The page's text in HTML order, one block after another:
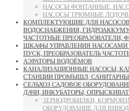
НАСОСЫ ФОНТАННЫЕ,
НАСОСЫ ТРЮМНЫЕ
КОМПЛЕКТУЮЩИЕ ДЛЯ
ВОДОСНАБЖЕНИЯ,
ЧАСТОТНЫЕ ПРЕОБРАЗОВАТЕЛИ,
ШКАФЫ УПРАВЛЕНИЯ
ПУСК, ПРЕОБРАЗОВАТЕЛЬ
АЭРАТОРЫ ВОДОЁМОВ
КАНАЛИЗАЦИОННЫЕ НАСОСЫ,
СТАНЦИИ ПРОМЫШЛ,
СЕЛЬХОЗ САДОВОЕ
ДАЧИ, ИНКУБАТОРЫ,
ЗЕРНОДРОБИЛКИ,
ОБОРУДОВАНИЕ ДЛЯ